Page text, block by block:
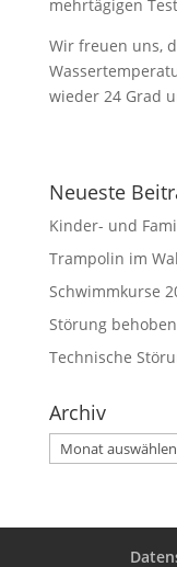
mehrtägigen
Wir freuen uns,
wieder 24 Grad
Neueste
Kinder- und
Trampolin im
Schwimmkurse
Störung
Technische
Archiv
Archiv